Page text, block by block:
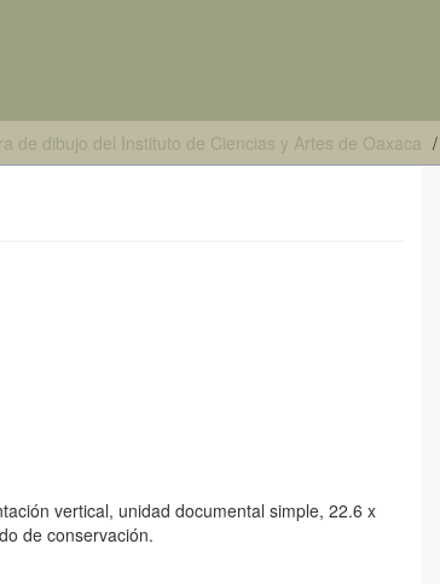
de dibujo del Instituto de Ciencias y Artes de Oaxaca
vertical, unidad documental simple, 22.6 x
de conservación.